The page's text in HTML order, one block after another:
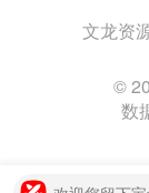
文龙资
©
数